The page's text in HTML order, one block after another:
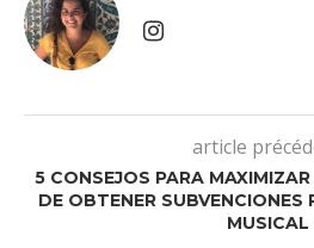
article
5 CONSEJOS PARA
DE OBTENER SUBVENCIONES
MUSICAL